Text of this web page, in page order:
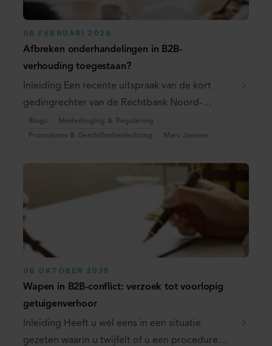
06 FEBRUARI 2026
Afbreken onderhandelingen in B2B-
verhouding toegestaan?
Inleiding Een recente uitspraak van de kort
gedingrechter van de Rechtbank Noord-
Nederland is de ...
Blogs
Mededinging & Regulering
Procedures & Geschillenbeslechting
Marc Janssen
06 OKTOBER 2025
Wapen in B2B-conflict: verzoek tot voorlopig
getuigenverhoor
Inleiding Heeft u wel eens in een situatie
gezeten waarin u twijfelt of u een procedure